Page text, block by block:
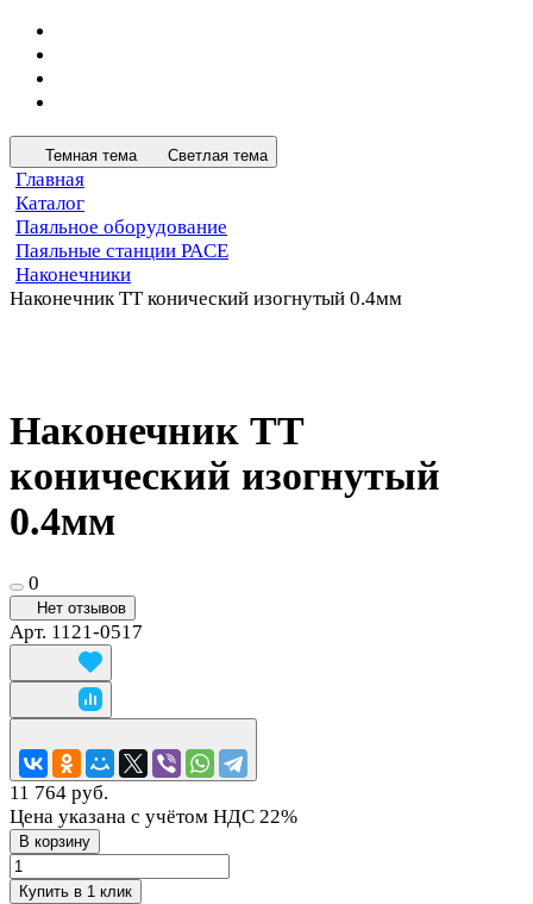
Темная тема Светлая тема
Главная
Каталог
Паяльное оборудование
Паяльные станции PACE
Наконечники
Наконечник TT конический изогнутый 0.4мм
Наконечник TT
конический изогнутый
0.4мм
0
Нет отзывов
Арт. 1121-0517
11 764 руб.
Цена указана с учётом НДС 22%
В корзину
Купить в 1 клик